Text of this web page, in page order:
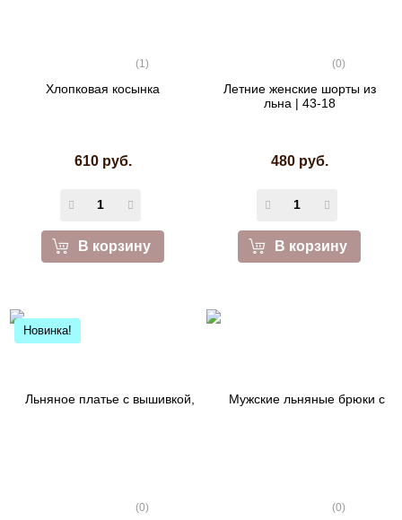
(1)
Хлопковая косынка
610 руб.
В корзину
(0)
Летние женские шорты из
льна | 43-18
480 руб.
В корзину
Новинка!
(0) (0)